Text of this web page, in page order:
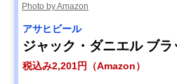
Photo by Amazon
アサヒビール
ジャック・ダニエル ブ
税込み2,201円（Amazon）